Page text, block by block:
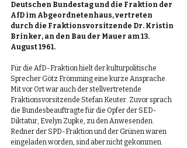
Deutschen Bundestag und die Fraktion der
AfD im Abgeordnetenhaus, vertreten
durch die Fraktionsvorsitzende Dr. Kristin
Brinker, an den Bau der Mauer am 13.
August 1961.
Für die AfD-Fraktion hielt der kulturpolitische
Sprecher Götz Frömming eine kurze Ansprache.
Mit vor Ort war auch der stellvertretende
Fraktionsvorsitzende Stefan Keuter. Zuvor sprach
die Bundesbeauftragte für die Opfer der SED-
Diktatur, Evelyn Zupke, zu den Anwesenden.
Redner der SPD-Fraktion und der Grünen waren
eingeladen worden, sind aber nicht gekommen.